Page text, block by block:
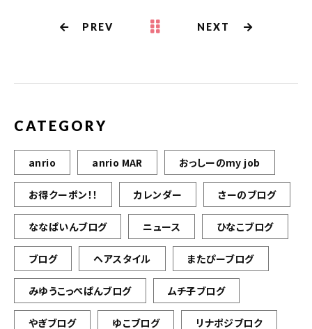
PREV NEXT
CATEGORY
anrio anrio MAR おっしーのmy job
お得クーポン！！ カレンダー さーのブログ
ななぱいんブログ ニュース ひなこブログ
ブログ ヘアスタイル またぴーブログ
みゆうこっぺぱんブログ ムチ子ブログ
やぎブログ ゆこブログ リナポジブロク